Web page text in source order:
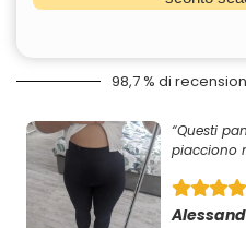
98,7 % di
“Questi
piacciono